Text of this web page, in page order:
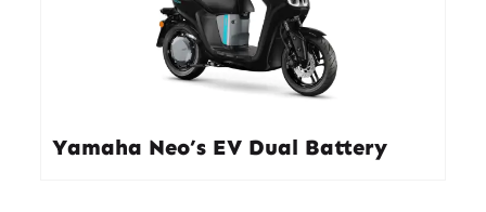
Yamaha Neo’s EV Dual Battery